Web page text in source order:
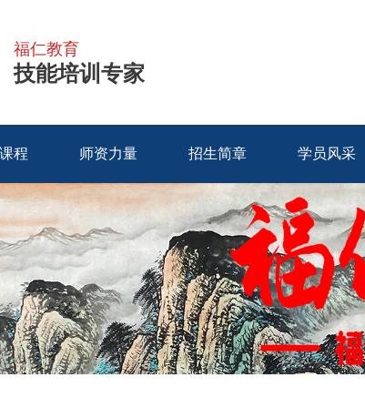
福仁教育
技能培训专家
程 师资力量 招生简章 学员风采